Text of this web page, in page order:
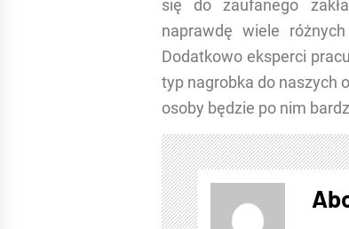
się do zaufanego
naprawdę wiele
Dodatkowo eksperci
typ nagrobka do naszych
osoby będzie po nim